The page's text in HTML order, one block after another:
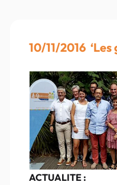
10/11/2016
ACTUALITE :